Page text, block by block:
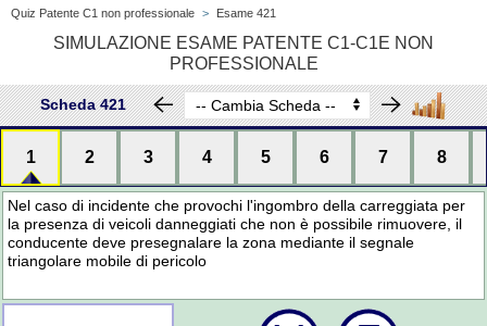
Quiz Patente C1 non professionale > Esame 421
SIMULAZIONE ESAME PATENTE C1-C1E NON
PROFESSIONALE
Scheda 421
1 2 3 4 5 6 7 8
Nel caso di incidente che provochi l'ingombro della carreggiata per
la presenza di veicoli danneggiati che non è possibile rimuovere, il
conducente deve presegnalare la zona mediante il segnale
triangolare mobile di pericolo